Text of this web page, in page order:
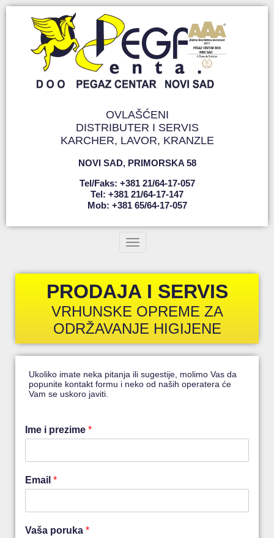
OVLAŠĆENI
DISTRIBUTER I SERVIS
KARCHER, LAVOR, KRANZLE
NOVI SAD, PRIMORSKA 58
Tel/faks: +381 21/64-17-057
Tel: +381 21/64-17-147
Mob: +381 65/64-17-057
Toggle navigation
PRODAJA I SERVIS
VRHUNSKE OPREME ZA
ODRŽAVANJE HIGIJENE
Ukoliko imate neka pitanja ili sugestije, molimo Vas da
popunite kontakt formu i neko od naših operatera će
Vam se uskoro javiti.
Ime i prezime *
Email *
Vaša poruka *